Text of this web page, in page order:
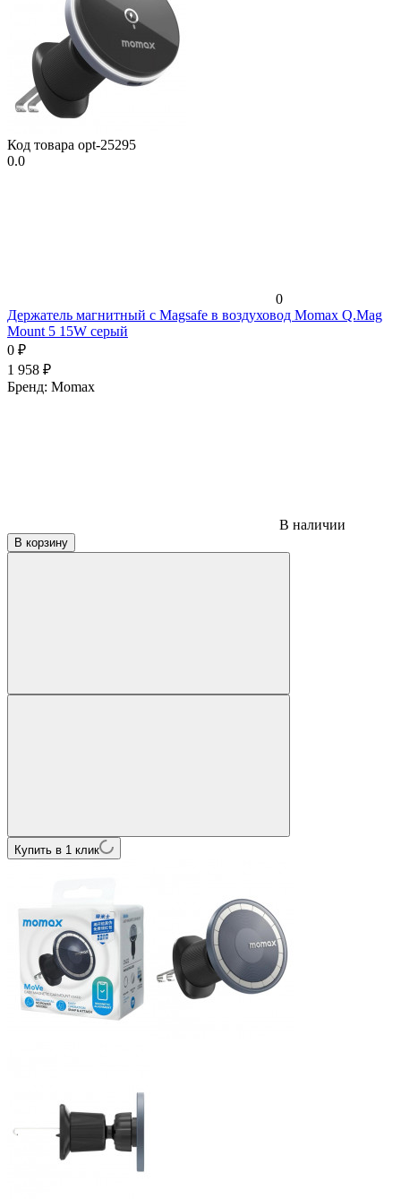
Код товара opt-25295
0.0
0
Держатель магнитный c Magsafe в воздуховод Momax Q.Mag
Mount 5 15W серый
0 ₽
1 958 ₽
Бренд: Momax
В наличии
В корзину
Купить в 1 клик